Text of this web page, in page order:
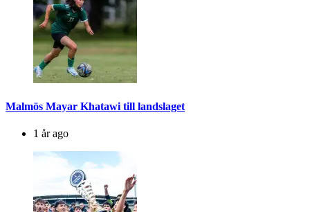
Malmös Mayar Khatawi till landslaget
1 år ago